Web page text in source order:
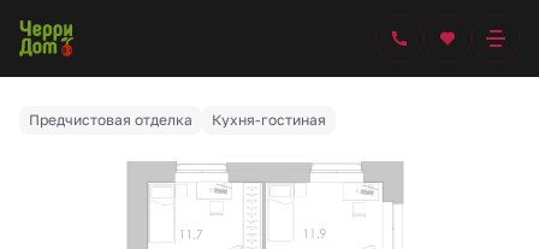
3-комнатная Цена по запросу
Ипотека
Предчистовая отделка Кухня-гостиная